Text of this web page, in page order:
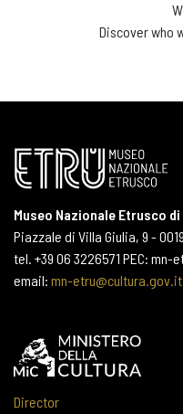
Discover who
Museo Nazionale Etrusco
Piazzale di Villa Giulia, 9 -
tel. +39 06 3226571 PEC:
email: mn-etru@cultura.gov.it
Director